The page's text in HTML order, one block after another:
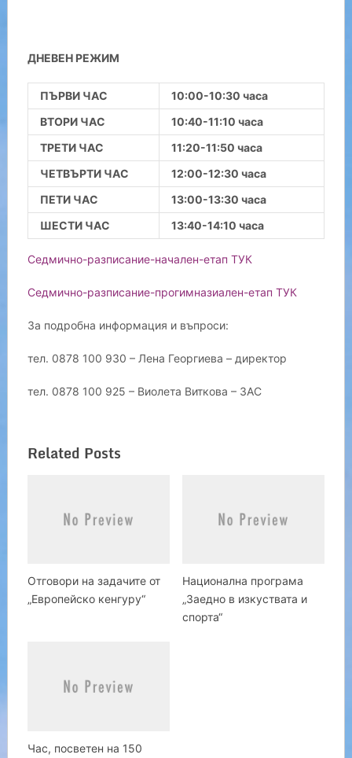
ДНЕВЕН РЕЖИМ
ПЪРВИ ЧАС
10:00-10:30 часа
ВТОРИ ЧАС
10:40-11:10 часа
ТРЕТИ ЧАС
11:20-11:50 часа
ЧЕТВЪРТИ ЧАС
12:00-12:30 часа
ПЕТИ ЧАС
13:00-13:30 часа
ШЕСТИ ЧАС
13:40-14:10 часа
Седмично-разписание-начален-етап ТУК
Седмично-разписание-прогимназиален-етап ТУК
За подробна информация и въпроси:
тел. 0878 100 930 – Лена Георгиева – директор
тел. 0878 100 925 – Виолета Виткова – ЗАС
Related Posts
Отговори на задачите от
„Европейско кенгуру“
Национална програма
„Заедно в изкуствата и
спорта“
Час, посветен на 150